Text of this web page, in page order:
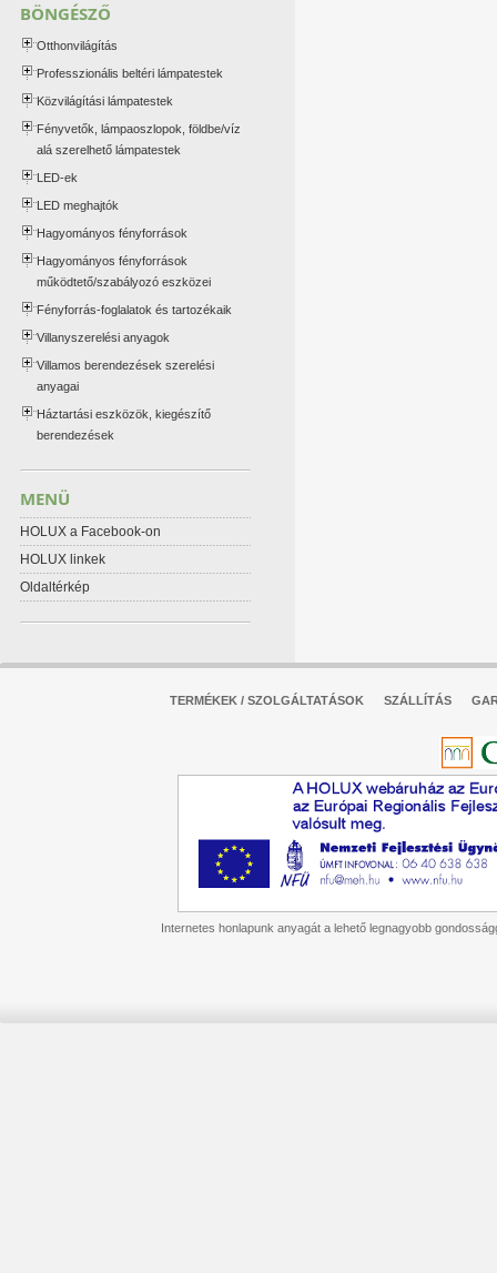
BÖNGÉSZŐ
Otthonvilágítás
Professzionális beltéri lámpatestek
Közvilágítási lámpatestek
Fényvetők, lámpaoszlopok, földbe/víz
alá szerelhető lámpatestek
LED-ek
LED meghajtók
Hagyományos fényforrások
Hagyományos fényforrások
működtető/szabályozó eszközei
Fényforrás-foglalatok és tartozékaik
Villanyszerelési anyagok
Villamos berendezések szerelési
anyagai
Háztartási eszközök, kiegészítő
berendezések
MENÜ
HOLUX a Facebook-on
HOLUX linkek
Oldaltérkép
TERMÉKEK / SZOLGÁLTATÁSOK SZÁLLÍTÁS
Internetes honlapunk anyagát a lehető legnagyobb